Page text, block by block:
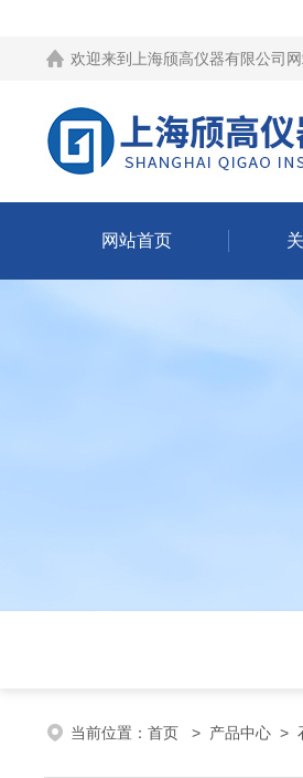
欢迎来到 上海颀高仪器有限公司
网站首页
当前位置： 首页 > 产品中心 >